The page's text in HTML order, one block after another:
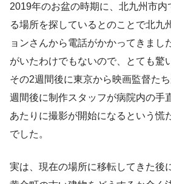
2019年のお盆の時期に、北九州市内
る場所を探しているとのことで北九
ョンさんから電話がかかってきまし
がいたわけでもないので、とても驚
その2週間後に東京から映画監督た
週間後に制作スタッフが病院内の手
あたりに撮影が開始になるという慌
でした。
実は、現在の場所に移転してきた後